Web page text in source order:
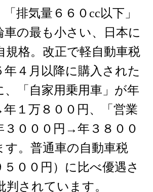
排気量６６０cc以下」
車の最も小さい、日本に
規格。改正で軽自動車税
年４月以降に購入された
、「自家用乗用車」が年
１万８００円、「営業
３０００円→年３８００
す。普通車の自動車税
５００円）に比べ優遇さ
されています。